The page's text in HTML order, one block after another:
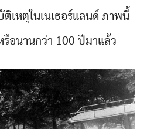
เหตุในเนเธอร์แลนด์ ภาพนี้
อนานกว่า 100 ปีมาแล้ว